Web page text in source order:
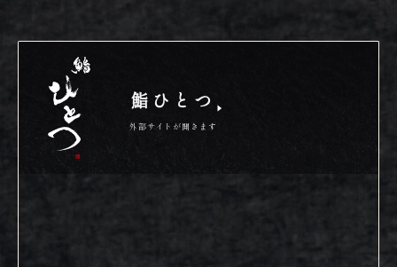
鮨ひとつ
外部サイトが開きます